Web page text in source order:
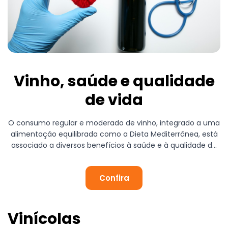
Vinho, saúde e qualidade
de vida
O consumo regular e moderado de vinho, integrado a uma
alimentação equilibrada como a Dieta Mediterrânea, está
associado a diversos benefícios à saúde e à qualidade de
Confira
Vinícolas